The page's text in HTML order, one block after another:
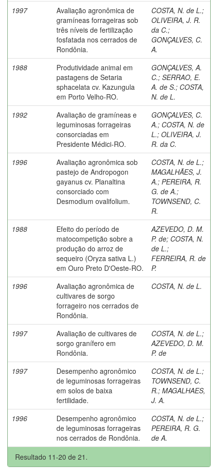
1997
Avaliação agronômica de
gramíneas forrageiras sob
três níveis de fertilização
fosfatada nos cerrados de
Rondônia.
COSTA, N. de L.;
OLIVEIRA, J. R.
da C.;
GONÇALVES, C.
A.
1988
Produtividade animal em
pastagens de Setaria
sphacelata cv. Kazungula
em Porto Velho-RO.
GONÇALVES, A.
C.; SERRAO, E.
A. de S.; COSTA,
N. de L.
1992
Avaliação de gramíneas e
leguminosas forrageiras
consorciadas em
Presidente Médici-RO.
GONÇALVES, C.
A.; COSTA, N. de
L.; OLIVEIRA, J.
R. da C.
1996
Avaliação agronômica sob
pastejo de Andropogon
gayanus cv. Planaltina
consorciado com
Desmodium ovalifolium.
COSTA, N. de L.;
MAGALHÃES, J.
A.; PEREIRA, R.
G. de A.;
TOWNSEND, C.
R.
1988
Efeito do período de
matocompetição sobre a
produção do arroz de
sequeiro (Oryza sativa L.)
em Ouro Preto D'Oeste-RO.
AZEVEDO, D. M.
P. de; COSTA, N.
de L.;
FERREIRA, R. de
P.
1996
Avaliação agronômica de
cultivares de sorgo
forrageiro nos cerrados de
Rondônia.
COSTA, N. de L.
1997
Avaliação de cultivares de
sorgo granífero em
Rondônia.
COSTA, N. de L.;
AZEVEDO, D. M.
P. de
1997
Desempenho agronômico
de leguminosas forrageiras
em solos de baixa
fertilidade.
COSTA, N. de L.;
TOWNSEND, C.
R.; MAGALHAES,
J. A.
1996
Desempenho agronômico
de leguminosas forrageiras
nos cerrados de Rondônia.
COSTA, N. de L.;
PEREIRA, R. G.
de A.
Resultado 11-20 de 21.